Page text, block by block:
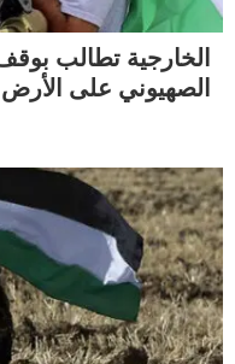
الخارجية تطالب بوقف
الصهيوني على الأرض